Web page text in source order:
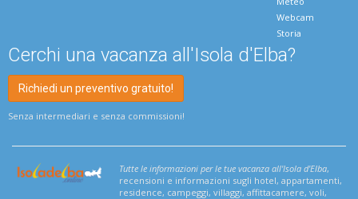
Webcam
Storia
Cerchi una vacanza all'Isola d'Elba?
Richiedi un preventivo gratuito!
Senza intermediari e senza commissioni!
Tutte le informazioni per le tue vacanza all'Isola d'Elba,
recensioni e informazioni sugli hotel, appartamenti,
residence, campeggi, villaggi, affittacamere, voli,